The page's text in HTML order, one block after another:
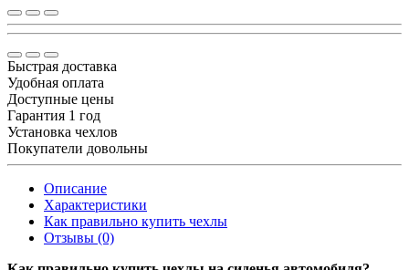
Быстрая доставка
Удобная оплата
Доступные цены
Гарантия 1 год
Установка чехлов
Покупатели довольны
Описание
Характеристики
Как правильно купить чехлы
Отзывы (0)